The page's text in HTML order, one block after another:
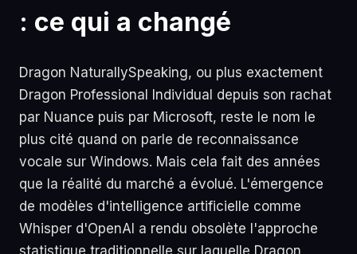
: ce qui a changé
Dragon NaturallySpeaking, ou plus exactement
Dragon Professional Individual depuis son rachat
par Nuance puis par Microsoft, reste le nom le
plus cité quand on parle de reconnaissance
vocale sur Windows. Mais cela fait des années
que la réalité du marché a évolué. L'émergence
de modèles d'intelligence artificielle comme
Whisper d'OpenAI a rendu obsolète l'approche
statistique traditionnelle sur laquelle Dragon